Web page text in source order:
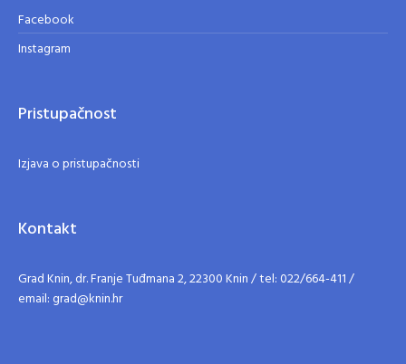
Facebook
Instagram
Pristupačnost
Izjava o pristupačnosti
Kontakt
Grad Knin, dr. Franje Tuđmana 2, 22300 Knin / tel: 022/664-411 /
email: grad@knin.hr